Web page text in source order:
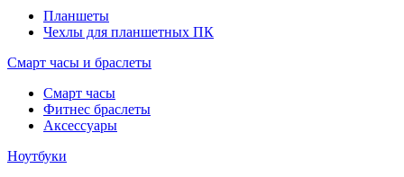
Планшеты
Чехлы для планшетных ПК
Смарт часы и браслеты
Смарт часы
Фитнес браслеты
Аксессуары
Ноутбуки